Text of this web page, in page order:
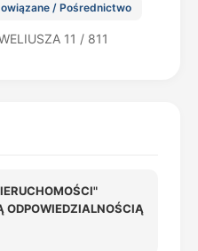
/ Pośrednictwo
11 / 811
ODPOWIEDZIALNOŚCIĄ